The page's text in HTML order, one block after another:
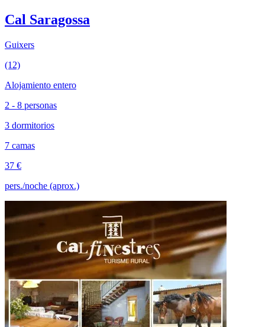
Cal Saragossa
Guixers
(12)
Alojamiento entero
2 - 8 personas
3 dormitorios
7 camas
37 €
pers./noche (aprox.)